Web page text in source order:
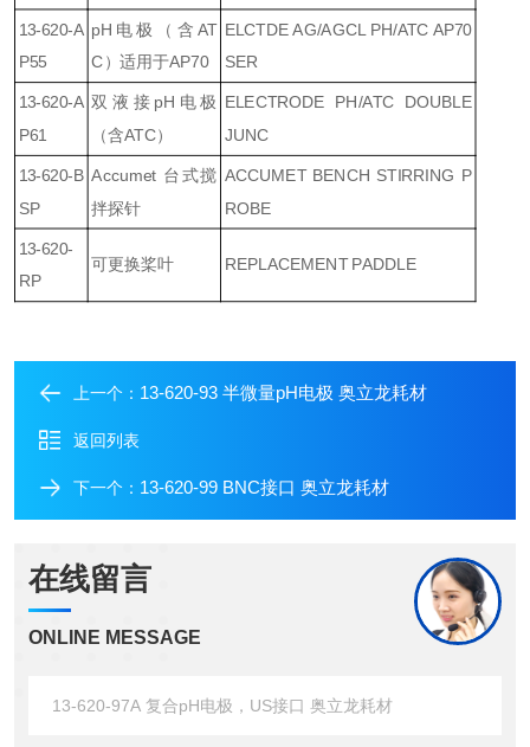
13-620-A
P55
pH电极（含AT
C）适用于AP70
ELCTDE AG/AGCL PH/ATC AP70
SER
13-620-A
P61
双液接pH电极
（含ATC）
ELECTRODE PH/ATC DOUBLE
JUNC
13-620-B
SP
Accumet 台式搅
拌探针
ACCUMET BENCH STIRRING P
ROBE
13-620-
RP
可更换桨叶 REPLACEMENT PADDLE
上一个： 13-620-93 半微量pH电极 奥立龙耗材
返回列表
下一个： 13-620-99 BNC接口 奥立龙耗材
在线留言
ONLINE MESSAGE